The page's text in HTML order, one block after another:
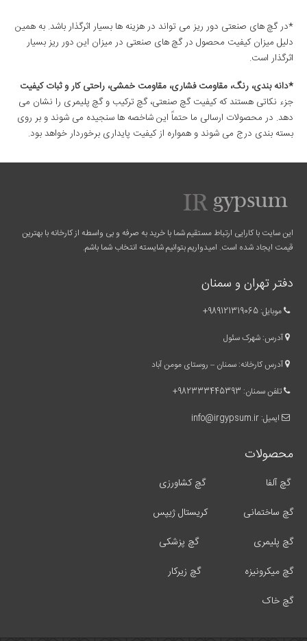
*در گچ های صنعتی دور ریز می تواند در هزینه ها بسیار اثرگذار باشد. به همین
دلیل میزان کیفیت محصول در گچ های صنعتی در میزان این دور ریز بسیار
اثرگذار است.
*دانه بندی، رنگ، مقاومت فشاری، مقاومت خمشی، راحتی کار و ثبات کیفیت
جزء نکاتی هستند که کیفیت گچ صنعتی، گچ ترکیب و گچ پلیمری را نشان می
دهد. در محصولات ارسالی ما حتماً این شاخصه ها سنجیده می شوند و بر روی
بسته بندی درج می شوند و همواره از کیفیت پایداری برخوردار خواهد بود.
این سایت با کارایی ارتباط مستقیم شما با خرید به صرفه و بی واسطه از کارخانه با بهترین
قیمت ایجاد شده است. امیدواریم بتوانیم شایسته انتخاب شما باشم.
دفتر تهران و سمنان
موبایل: 989121319065
+
آدرس: شهرک سئول
آدرس کارخانه: سمنان – روستای مومن آباد
تلفن سمنان: 982333445393
+
ایمیل: info@irgypsum.ir
محصولات
گچ آلفا
گچ کشاورزی
گچ ساختمانی
کریستال ژیپس
گچ پلیمری
گچ پزشکی
گچ میکرونیزه
گچ زیرکار
گچ خاک